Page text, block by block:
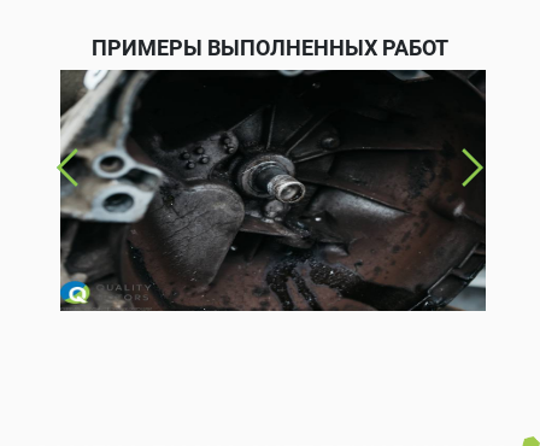
ПРИМЕРЫ ВЫПОЛНЕННЫХ РАБОТ